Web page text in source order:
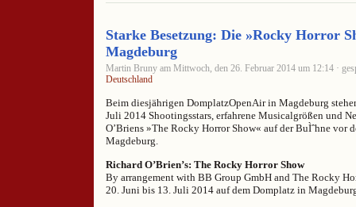
Starke Besetzung: Die »Rocky Horror
Magdeburg
Martin Bruny am Mittwoch, den 26. Februar 2014 um 12:14 ·
Deutschland
Beim diesjährigen DomplatzOpenAir in Magdeburg
Juli 2014 Shootingsstars, erfahrene Musicalgrößen und
O’Briens »The Rocky Horror Show« auf der BuÌˆhne vor
Magdeburg.
Richard O’Brien’s: The Rocky Horror Show
By arrangement with BB Group GmbH and The Rocky
20. Juni bis 13. Juli 2014 auf dem Domplatz in